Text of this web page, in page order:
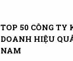
TOP 50 CÔNG TY
DOANH HIỆU
NAM